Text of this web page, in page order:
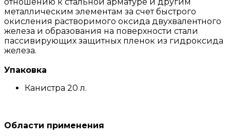
металлическим элементам за счет быстрого
окисления растворимого оксида двухвалентного
железа и образования на поверхности стали
пассивирующих защитных пленок из гидроксида
железа.
Упаковка
Канистра 20 л.
Области применения